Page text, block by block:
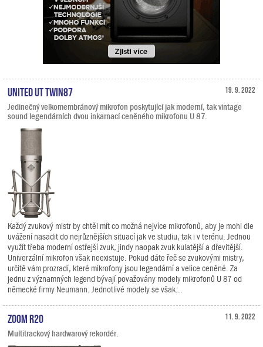
19. 9. 2022
United UT Twin87
Jedinečný velkomembránový mikrofon poskytující jak moderní, tak vintage
sound legendárních dvou inkarnací ceněného mikrofonu U 87.
Každý zvukový mistr by chtěl mít co možná nejvíce mikrofonů, aby je mohl dle
uvážení nasadit do nejrůznějších situací jak ve studiu, tak i v terénu. Jednou
využít třeba moderní ostřejší zvuk, jindy naopak zvuk kulatější a dřevitější.
Univerzální mikrofon však neexistuje. Pokud dáte řeč se zvukovými mistry,
určitě vám prozradí, které mikrofony jsou legendární a velice ceněné. Za
jednu z významných legend bývají považovány modely mikrofonů U 87 od
německé firmy Neumann. Jednotlivé modely se však...
11. 9. 2022
Zoom R20
Multitrackový hardwarový rekordér.